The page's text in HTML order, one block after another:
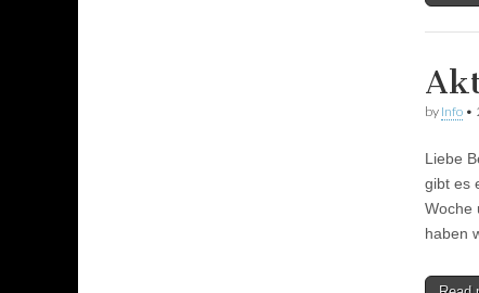
by Info •
Liebe
gibt es
Woche
haben